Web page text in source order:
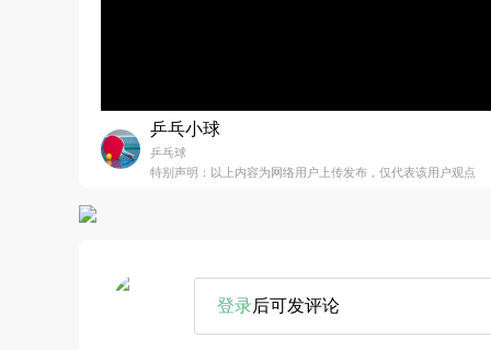
乒乓小球
乒乓球
特别声明：以上内容为网络用户上传发布，仅代表该用户观点
登录后可发评论